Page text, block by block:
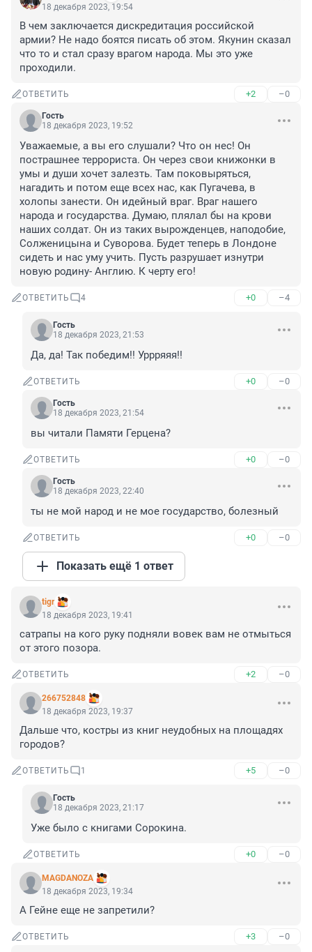
18 декабря 2023, 19:54
В чем заключается дискредитация российской
армии? Не надо боятся писать об этом. Якунин сказал
что то и стал сразу врагом народа. Мы это уже
проходили.
ОТВЕТИТЬ +2 –0
Гость
18 декабря 2023, 19:52
Уважаемые, а вы его слушали? Что он нес! Он
пострашнее террориста. Он через свои книжонки в
умы и души хочет залезть. Там поковыряться,
нагадить и потом еще всех нас, как Пугачева, в
холопы занести. Он идейный враг. Враг нашего
народа и государства. Думаю, плялал бы на крови
наших солдат. Он из таких вырожденцев, наподобие,
Солженицына и Суворова. Будет теперь в Лондоне
сидеть и нас уму учить. Пусть разрушает изнутри
новую родину- Англию. К черту его!
ОТВЕТИТЬ 4 +0 –4
Гость
18 декабря 2023, 21:53
Да, да! Так победим!! Уррряяя!!
ОТВЕТИТЬ +0 –0
Гость
18 декабря 2023, 21:54
вы читали Памяти Герцена?
ОТВЕТИТЬ +0 –0
Гость
18 декабря 2023, 22:40
ты не мой народ и не мое государство, болезный
ОТВЕТИТЬ +0 –0
Показать ещё 1 ответ
tigr
18 декабря 2023, 19:41
сатрапы на кого руку подняли вовек вам не отмыться
от этого позора.
ОТВЕТИТЬ +2 –0
266752848
18 декабря 2023, 19:37
Дальше что, костры из книг неудобных на площадях
городов?
ОТВЕТИТЬ 1 +5 –0
Гость
18 декабря 2023, 21:17
Уже было с книгами Сорокина.
ОТВЕТИТЬ +0 –0
MAGDANOZA
18 декабря 2023, 19:34
А Гейне еще не запретили?
ОТВЕТИТЬ +3 –0